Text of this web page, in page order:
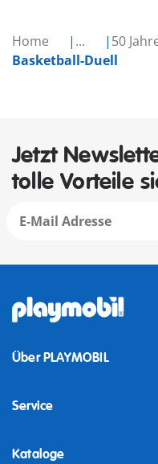
Home ...
50
Basketball-Duell
Jetzt
tolle Vorteile
Über PLAYMOBIL
Service
Kataloge